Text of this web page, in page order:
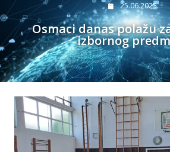
25.06.2025.
Osmaci danas polažu
izbornog